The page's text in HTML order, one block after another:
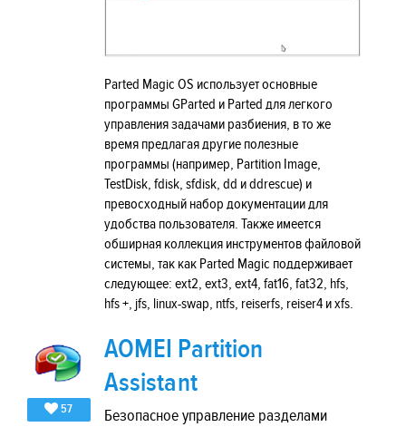
Parted Magic OS использует основные
программы GParted и Parted для легкого
управления задачами разбиения, в то же
время предлагая другие полезные
программы (например, Partition Image,
TestDisk, fdisk, sfdisk, dd и ddrescue) и
превосходный набор документации для
удобства пользователя. Также имеется
обширная коллекция инструментов файловой
системы, так как Parted Magic поддерживает
следующее: ext2, ext3, ext4, fat16, fat32, hfs,
hfs +, jfs, linux-swap, ntfs, reiserfs, reiser4 и xfs.
57
AOMEI Partition
Assistant
Безопасное управление разделами